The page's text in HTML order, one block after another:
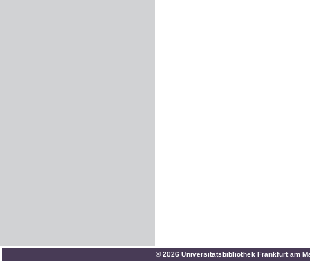
© 2026 Universitätsbibliothek Frankfurt am